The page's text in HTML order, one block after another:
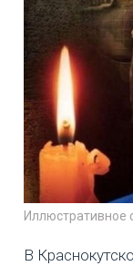
Иллюстративное
В